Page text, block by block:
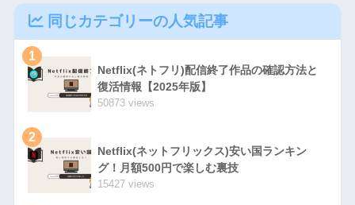
同じカテゴリーの人気記事
1
Netflix(ネトフリ)配信終了作品の確認方法と
復活情報【2025年版】
50873 views
2
Netflix(ネットフリックス)安い国ランキン
グ！月額500円で楽しむ裏技
15427 views